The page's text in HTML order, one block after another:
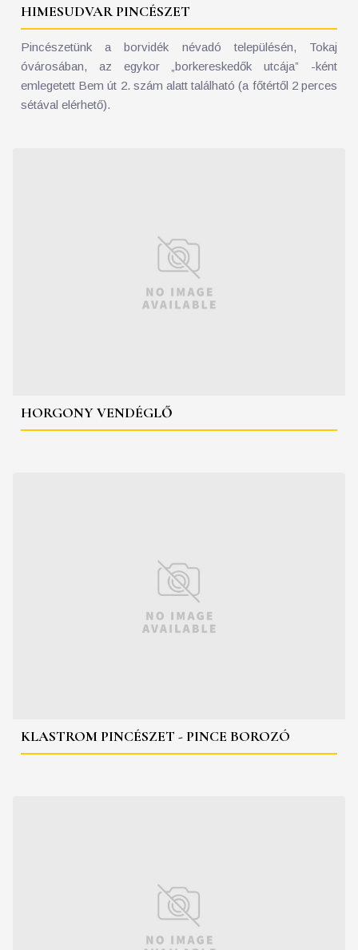
HIMESUDVAR PINCÉSZET
Pincészetünk a borvidék névadó településén, Tokaj
óvárosában, az egykor „borkereskedők utcája” -ként
emlegetett Bem út 2. szám alatt található (a főtértől 2 perces
sétával elérhető).
HORGONY VENDÉGLŐ
KLASTROM PINCÉSZET - PINCE BOROZÓ